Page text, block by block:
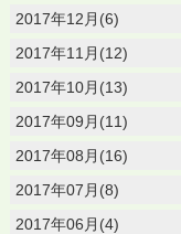
2017年12月(6)
2017年11月(12)
2017年10月(13)
2017年09月(11)
2017年08月(16)
2017年07月(8)
2017年06月(4)